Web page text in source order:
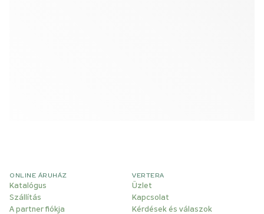
ONLINE ÁRUHÁZ
Katalógus
Szállítás
A partner fiókja
VERTERA
Üzlet
Kapcsolat
Kérdések és válaszok